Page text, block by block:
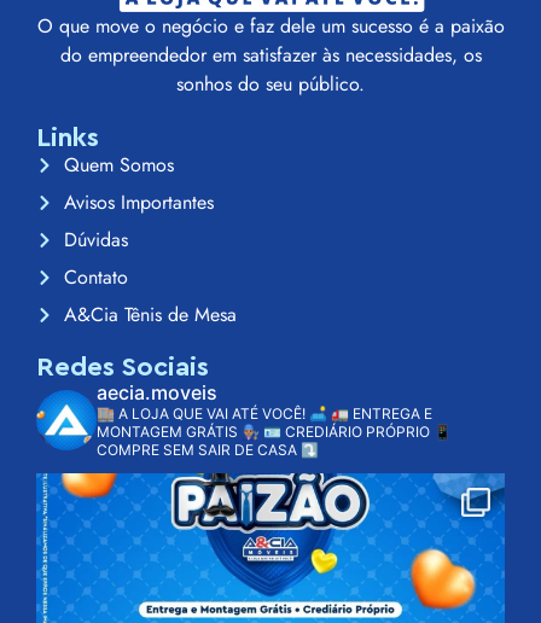
O que move o negócio e faz dele um sucesso é a paixão
do empreendedor em satisfazer às necessidades, os
sonhos do seu público.
Links
Quem Somos
Avisos Importantes
Dúvidas
Contato
A&Cia Tênis de Mesa
Redes Sociais
aecia.moveis
🏬 A LOJA QUE VAI ATÉ VOCÊ! 🛋️ 🚛 ENTREGA E
MONTAGEM GRÁTIS 👨🏽‍🔧 🪪 CREDIÁRIO PRÓPRIO 📱
COMPRE SEM SAIR DE CASA ⤵️